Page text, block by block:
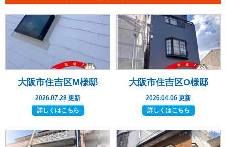
大阪市住吉区M様邸
2026.07.28 更新
詳しくはこちら
大阪市住吉区O様邸
2026.04.06 更新
詳しくはこちら